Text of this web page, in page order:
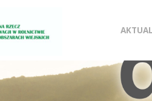
innowacji
w
treści